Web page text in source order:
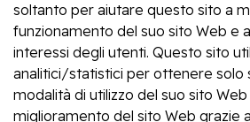
soltanto per aiutare questo sito a
funzionamento del suo sito Web e
interessi degli utenti. Questo sito
analitici/statistici per ottenere solo
modalità di utilizzo del suo sito
miglioramento del sito Web grazie